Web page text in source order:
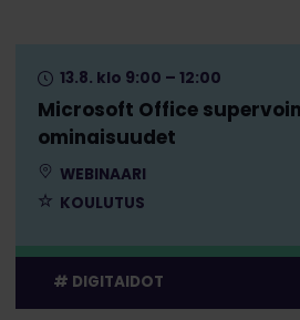
Microsoft Office
ominaisuudet
13.8. klo 9:00 – 12:00
WEBINAARI
KOULUTUS
DIGITAIDOT